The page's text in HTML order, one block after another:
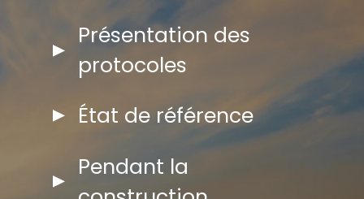
Présentation des
protocoles
État de référence
Pendant la